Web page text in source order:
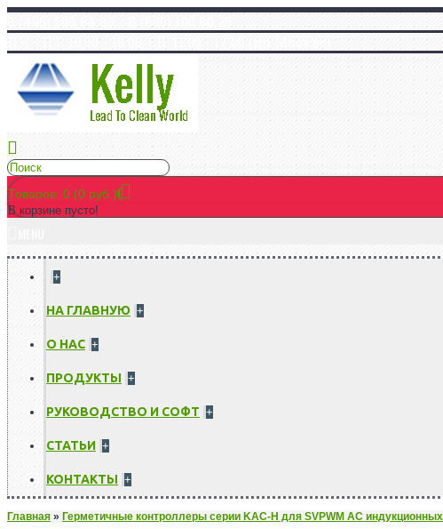
Товаров: 0 (0 руб.)
В корзине пусто!
+
НА ГЛАВНУЮ +
О НАС +
ПРОДУКТЫ +
РУКОВОДСТВО И СОФТ +
СТАТЬИ +
КОНТАКТЫ +
Главная » Герметичные контроллеры серии KAC-H для SVPWM AC